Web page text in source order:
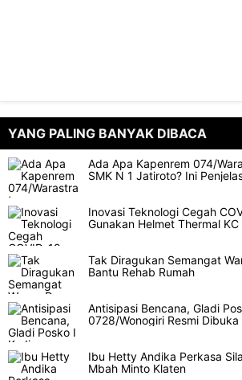
YANG PALING BANYAK DIBACA
Ada Apa Kapenrem 074/
SMK N 1 Jatiroto? Ini
Inovasi Teknologi Cegah
Gunakan Helmet Thermal KC
Tak Diragukan Semangat
Bantu Rehab Rumah
Antisipasi Bencana, Gladi
0728/Wonogiri Resmi Dibuka
Ibu Hetty Andika Perkasa
Mbah Minto Klaten